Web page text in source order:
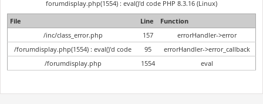
forumdisplay.php(1554) : eval()'d code PHP 8.3.16 (Linux)
File
Line
Function
/inc/class_error.php
157
errorHandler->error
/forumdisplay.php(1554) : eval()'d code
95
errorHandler->error_callback
/forumdisplay.php
1554 eval